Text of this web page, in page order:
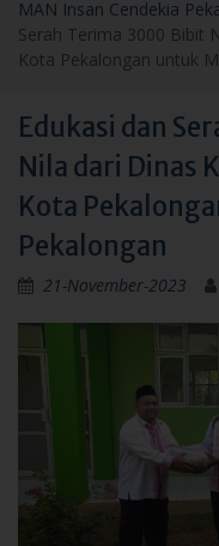
Kota Pekalongan untuk
Edukasi dan
Nila dari Dinas
Kota
Pekalongan
21-November-2023